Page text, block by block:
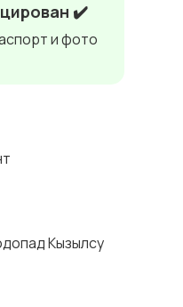
✔️
и фото
Кызылсу